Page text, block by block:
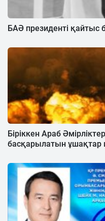
БАӘ президенті қайтыс
Біріккен Араб
басқарылатын